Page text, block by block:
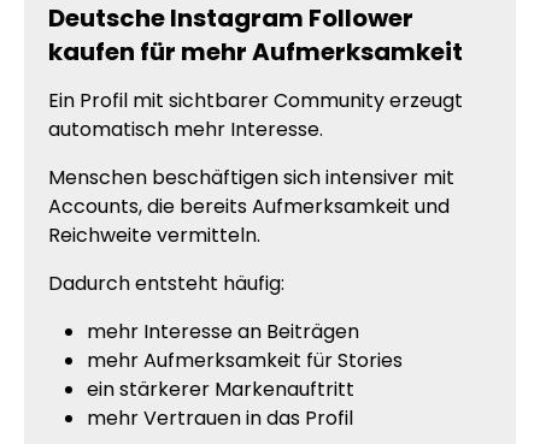
Deutsche Instagram Follower
kaufen für mehr Aufmerksamkeit
Ein Profil mit sichtbarer Community erzeugt
automatisch mehr Interesse.
Menschen beschäftigen sich intensiver mit
Accounts, die bereits Aufmerksamkeit und
Reichweite vermitteln.
Dadurch entsteht häufig:
mehr Interesse an Beiträgen
mehr Aufmerksamkeit für Stories
ein stärkerer Markenauftritt
mehr Vertrauen in das Profil